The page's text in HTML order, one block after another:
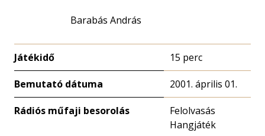
Barabás András
Játékidő 15 perc
Bemutató dátuma 2001. április 01.
Rádiós műfaji besorolás
Felolvasás
Hangjáték